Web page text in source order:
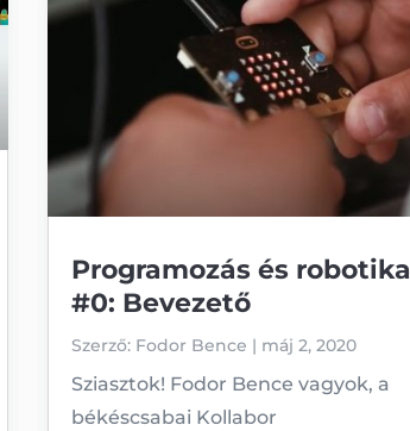
Programozás és robotika
#0: Bevezető
Szerző: Fodor Bence | máj 2, 2020
Sziasztok! Fodor Bence vagyok, a
békéscsabai Kollabor